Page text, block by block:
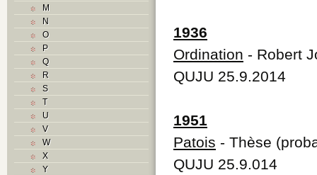
M
N
O
P
Q
R
S
T
U
V
W
X
Y
1936
Ordination - Robert
QUJU 25.9.2014
1951
Patois - Thèse
QUJU 25.9.014